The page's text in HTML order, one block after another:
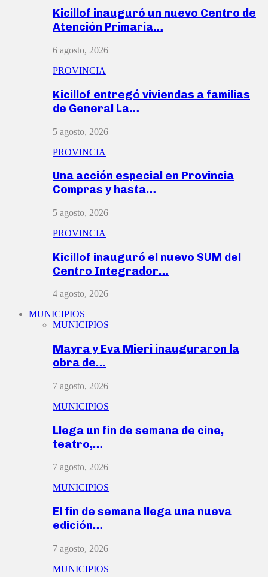
Kicillof inauguró un nuevo Centro de
Atención Primaria…
6 agosto, 2026
PROVINCIA
Kicillof entregó viviendas a familias
de General La…
5 agosto, 2026
PROVINCIA
Una acción especial en Provincia
Compras y hasta…
5 agosto, 2026
PROVINCIA
Kicillof inauguró el nuevo SUM del
Centro Integrador…
4 agosto, 2026
MUNICIPIOS
MUNICIPIOS
Mayra y Eva Mieri inauguraron la
obra de…
7 agosto, 2026
MUNICIPIOS
Llega un fin de semana de cine,
teatro,…
7 agosto, 2026
MUNICIPIOS
El fin de semana llega una nueva
edición…
7 agosto, 2026
MUNICIPIOS